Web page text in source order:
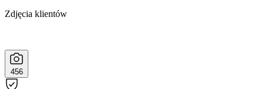
Zdjęcia klientów
456